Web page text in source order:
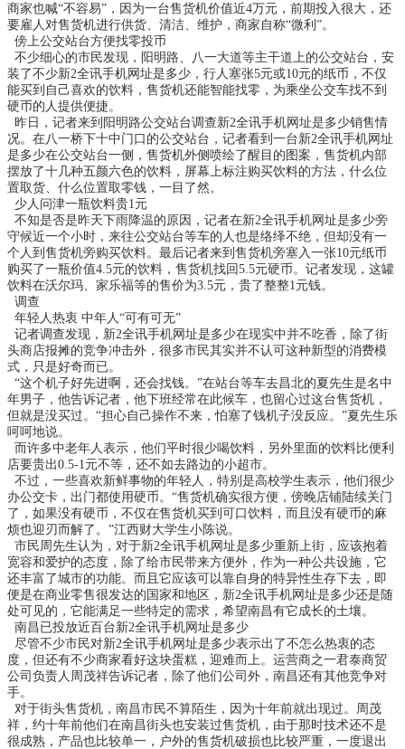
商家也喊“不容易”，因为一台售货机价值近4万元，前期投入很大，还
要雇人对售货机进行供货、清洁、维护，商家自称“微利”。
傍上公交站台方便找零投币
不少细心的市民发现，阳明路、八一大道等主干道上的公交站台，安
装了不少新2全讯手机网址是多少 ，行人塞张5元或10元的纸币，不仅
能买到自己喜欢的饮料，售货机还能智能找零，为乘坐公交车找不到
硬币的人提供便捷。
昨日，记者来到阳明路公交站台调查新2全讯手机网址是多少销售情
况。在八一桥下十中门口的公交站台，记者看到一台新2全讯手机网址
是多少在公交站台一侧，售货机外侧喷绘了醒目的图案，售货机内部
摆放了十几种五颜六色的饮料，屏幕上标注购买饮料的方法，什么位
置取货、什么位置取零钱，一目了然。
少人问津一瓶饮料贵1元
不知是否是昨天下雨降温的原因，记者在新2全讯手机网址是多少旁
守候近一个小时，来往公交站台等车的人也是络绎不绝，但却没有一
个人到售货机旁购买饮料。最后记者来到售货机旁塞入一张10元纸币
购买了一瓶价值4.5元的饮料，售货机找回5.5元硬币。记者发现，这罐
饮料在沃尔玛、家乐福等的售价为3.5元，贵了整整1元钱。
调查
年轻人热衷 中年人“可有可无”
记者调查发现， 新2全讯手机网址是多少在现实中并不吃香，除了街
头商店报摊的竞争冲击外，很多市民其实并不认可这种新型的消费模
式，只是好奇而已。
“这个机子好先进啊，还会找钱。”在站台等车去昌北的夏先生是名中
年男子，他告诉记者，他下班经常在此候车，也留心过这台售货机，
但就是没买过。“担心自己操作不来，怕塞了钱机子没反应。”夏先生乐
呵呵地说。
而许多中老年人表示，他们平时很少喝饮料，另外里面的饮料比便利
店要贵出0.5-1元不等，还不如去路边的小超市。
不过，一些喜欢新鲜事物的年轻人，特别是高校学生表示，他们很少
办公交卡，出门都使用硬币。“售货机确实很方便，傍晚店铺陆续关门
了，如果没有硬币，不仅在售货机买到可口饮料，而且没有硬币的麻
烦也迎刃而解了。”江西财大学生小陈说。
市民周先生认为，对于新2全讯手机网址是多少重新上街，应该抱着
宽容和爱护的态度，除了给市民带来方便外，作为一种公共设施，它
还丰富了城市的功能。而且它应该可以靠自身的特异性生存下去，即
便是在商业零售很发达的国家和地区， 新2全讯手机网址是多少还是随
处可见的，它能满足一些特定的需求，希望南昌有它成长的土壤。
南昌已投放近百台新2全讯手机网址是多少
尽管不少市民对新2全讯手机网址是多少表示出了不怎么热衷的态
度，但还有不少商家看好这块蛋糕，迎难而上。运营商之一君泰商贸
公司负责人周茂祥告诉记者，除了他们公司外，南昌还有其他竞争对
手。
对于街头售货机，南昌市民不算陌生，因为十年前就出现过。周茂
祥，约十年前他们在南昌街头也安装过售货机，由于那时技术还不是
很成熟，产品也比较单一，户外的售货机破损也比较严重，一度退出